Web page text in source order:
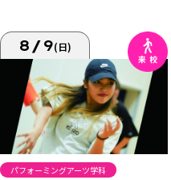
8/9(日)
パフォーミングアーツ学科